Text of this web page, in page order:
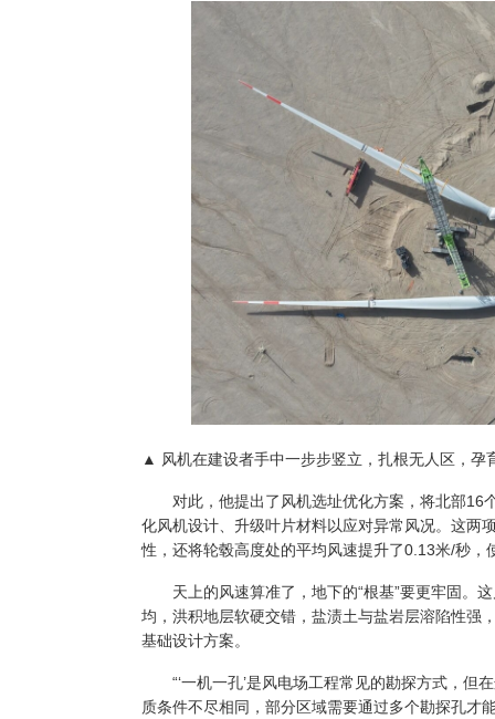
▲ 风机在建设者手中一步步竖立，扎根无人区，孕
对此，他提出了风机选址优化方案，将北部16
化风机设计、升级叶片材料以应对异常风况。这两
性，还将轮毂高度处的平均风速提升了0.13米/秒，
天上的风速算准了，地下的“根基”要更牢固。
均，洪积地层软硬交错，盐渍土与盐岩层溶陷性强
基础设计方案。
“‘一机一孔’是风电场工程常见的勘探方式，但
质条件不尽相同，部分区域需要通过多个勘探孔才